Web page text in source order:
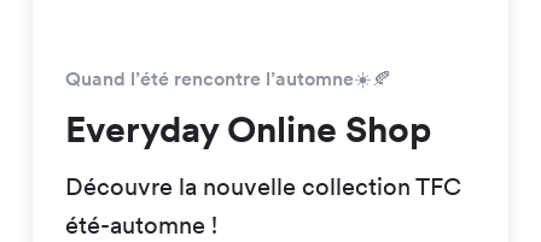
Quand l’été rencontre l’automne☀️🍂
Everyday Online Shop
Découvre la nouvelle collection TFC
été-automne !